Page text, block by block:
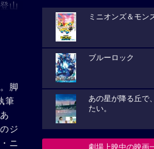
山
湖
ッ
を
て
け
フ
っ
愛
脚
筆
ジ
ニ
ミニオンズ＆モン
ブルーロック
あの星が降る丘で
たい。
劇場上映中の映画